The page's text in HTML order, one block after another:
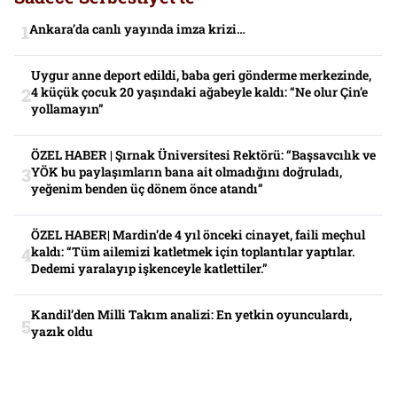
Ankara’da canlı yayında imza krizi…
Uygur anne deport edildi, baba geri gönderme merkezinde,
4 küçük çocuk 20 yaşındaki ağabeyle kaldı: “Ne olur Çin’e
yollamayın”
ÖZEL HABER | Şırnak Üniversitesi Rektörü: “Başsavcılık ve
YÖK bu paylaşımların bana ait olmadığını doğruladı,
yeğenim benden üç dönem önce atandı”
ÖZEL HABER| Mardin’de 4 yıl önceki cinayet, faili meçhul
kaldı: “Tüm ailemizi katletmek için toplantılar yaptılar.
Dedemi yaralayıp işkenceyle katlettiler.”
Kandil’den Milli Takım analizi: En yetkin oyunculardı,
yazık oldu